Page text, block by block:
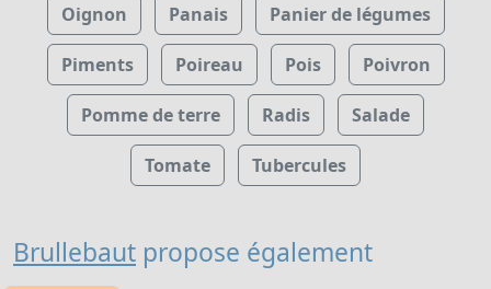
Oignon Panais Panier de légumes
Piments Poireau Pois Poivron
Pomme de terre Radis Salade
Tomate Tubercules
Brullebaut propose également